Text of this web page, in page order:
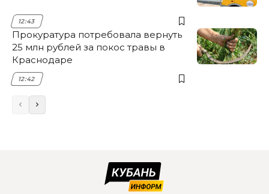
12:43
Прокуратура потребовала вернуть
25 млн рублей за покос травы в
Краснодаре
12:42